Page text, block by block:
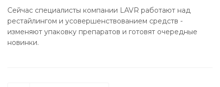
Сейчас специалисты компании LAVR работают над
рестайлингом и усовершенствованием средств -
изменяют упаковку препаратов и готовят очередные
новинки.